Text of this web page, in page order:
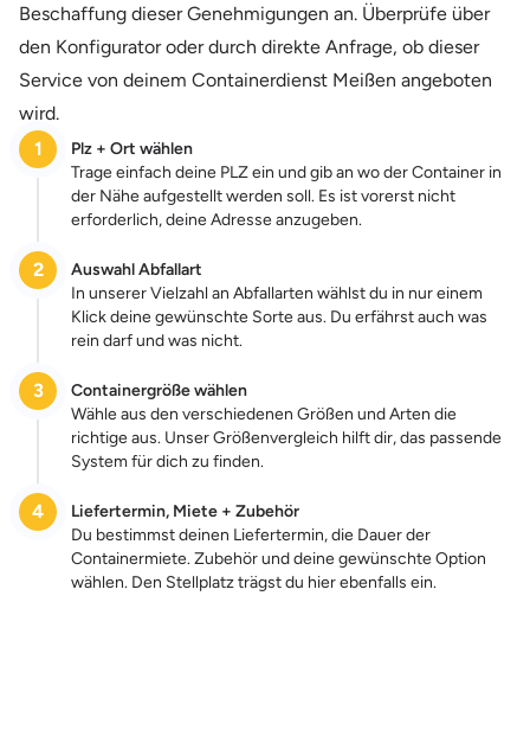
Beschaffung dieser Genehmigungen an. Überprüfe über
den Konfigurator oder durch direkte Anfrage, ob dieser
Service von deinem Containerdienst Meißen angeboten
wird.
1
Plz + Ort wählen
Trage einfach deine PLZ ein und gib an wo der Container in
der Nähe aufgestellt werden soll. Es ist vorerst nicht
erforderlich, deine Adresse anzugeben.
2
Auswahl Abfallart
In unserer Vielzahl an Abfallarten wählst du in nur einem
Klick deine gewünschte Sorte aus. Du erfährst auch was
rein darf und was nicht.
3
Containergröße wählen
Wähle aus den verschiedenen Größen und Arten die
richtige aus. Unser Größenvergleich hilft dir, das passende
System für dich zu finden.
4
Liefertermin, Miete + Zubehör
Du bestimmst deinen Liefertermin, die Dauer der
Containermiete. Zubehör und deine gewünschte Option
wählen. Den Stellplatz trägst du hier ebenfalls ein.